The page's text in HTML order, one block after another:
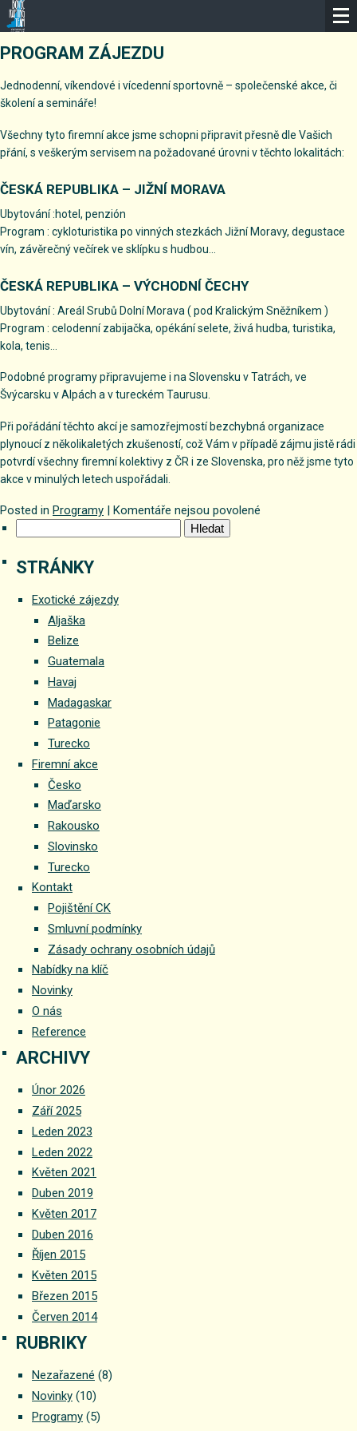
ČESKO
PROGRAM ZÁJEZDU
Jednodenní, víkendové i vícedenní sportovně – společenské akce, či
školení a semináře!
Všechny tyto firemní akce jsme schopni připravit přesně dle Vašich
přání, s veškerým servisem na požadované úrovni v těchto lokalitách:
ČESKÁ REPUBLIKA – JIŽNÍ MORAVA
Ubytování :hotel, penzión
Program : cykloturistika po vinných stezkách Jižní Moravy, degustace
vín, závěrečný večírek ve sklípku s hudbou…
ČESKÁ REPUBLIKA – VÝCHODNÍ ČECHY
Ubytování : Areál Srubů Dolní Morava ( pod Kralickým Sněžníkem )
Program : celodenní zabijačka, opékání selete, živá hudba, turistika,
kola, tenis…
Podobné programy připravujeme i na Slovensku v Tatrách, ve
Švýcarsku v Alpách a v tureckém Taurusu.
Při pořádání těchto akcí je samozřejmostí bezchybná organizace
plynoucí z několikaletých zkušeností, což Vám v případě zájmu jistě rádi
potvrdí všechny firemní kolektivy z ČR i ze Slovenska, pro něž jsme tyto
akce v minulých letech uspořádali.
Posted in Programy | Komentáře nejsou povolené
STRÁNKY
Exotické zájezdy
Aljaška
Belize
Guatemala
Havaj
Madagaskar
Patagonie
Turecko
Firemní akce
Česko
Maďarsko
Rakousko
Slovinsko
Turecko
Kontakt
Pojištění CK
Smluvní podmínky
Zásady ochrany osobních údajů
Nabídky na klíč
Novinky
O nás
Reference
ARCHIVY
Únor 2026
Září 2025
Leden 2023
Leden 2022
Květen 2021
Duben 2019
Květen 2017
Duben 2016
Říjen 2015
Květen 2015
Březen 2015
Červen 2014
RUBRIKY
Nezařazené (8)
Novinky (10)
Programy (5)